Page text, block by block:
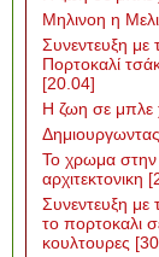
Μηλινοη η
Συνεντευξη
Πορτοκαλί
[20.04]
Η ζωη σε μπλε
Το χρωμα στην
αρχιτεκτονικη
Συνεντευξη
το πορτοκαλι
κουλτουρες